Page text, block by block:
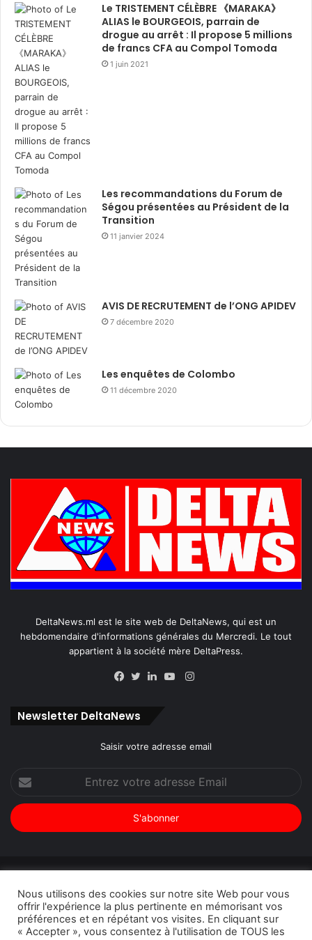
Le TRISTEMENT CÉLÈBRE 《MARAKA》
ALIAS le BOURGEOIS, parrain de
drogue au arrêt : Il propose 5 millions
de francs CFA au Compol Tomoda
1 juin 2021
Les recommandations du Forum de
Ségou présentées au Président de la
Transition
11 janvier 2024
AVIS DE RECRUTEMENT de l’ONG APIDEV
7 décembre 2020
Les enquêtes de Colombo
11 décembre 2020
DeltaNews.ml est le site web de DeltaNews, qui est un
hebdomendaire d'informations générales du Mercredi. Le tout
appartient à la société mère DeltaPress.
Instagram
Newsletter DeltaNews
Saisir votre adresse email
votre
adresse
Email
DeltaPress| ConceptionDoucSoft Technologies
Annonces
Contact Politique de confidentialité
Nous utilisons des cookies sur notre site Web pour vous
offrir l'expérience la plus pertinente en mémorisant vos
préférences et en répétant vos visites. En cliquant sur
« Accepter », vous consentez à l'utilisation de TOUS les